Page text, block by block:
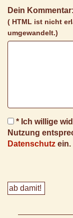
Dein Kommentar:
( HTML ist nicht
umgewandelt.)
* Ich willige
Nutzung
Datenschutz ein.